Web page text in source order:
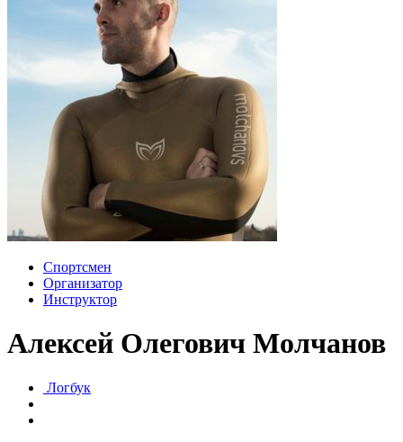
Спортсмен
Организатор
Инструктор
Алексей Олегович Молчанов
Логбук